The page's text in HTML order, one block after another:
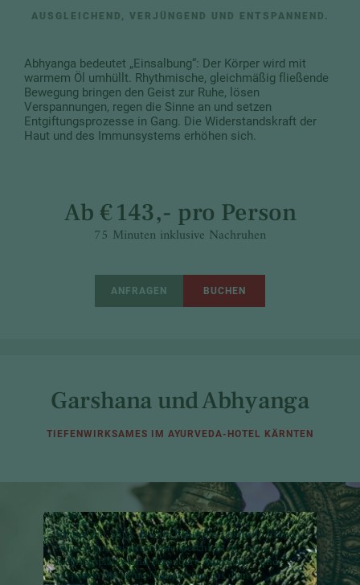
Immer ein Stück Hochschober im Postfach: Freuen
Sie sich auf inspirierende Geschichten, neue
Lieblingsplätze und besondere Angebote – und
verpassen Sie keine Neuigkeiten aus dem
AUSGLEICHEND, VERJÜNGEND UND ENTSPANNEND.
Abhyanga bedeutet „Einsalbung“: Der Körper wird mit
warmem Öl umhüllt. Rhythmische, gleichmäßig fließende
Bewegung bringen den Geist zur Ruhe, lösen
Verspannungen, regen die Sinne an und setzen
Entgiftungsprozesse in Gang. Die Widerstandskraft der
Haut und des Immunsystems erhöhen sich.
Ab € 143,- pro Person
75 Minuten inklusive Nachruhen
ANFRAGEN BUCHEN
Garshana und Abhyanga
TIEFENWIRKSAMES IM AYURVEDA-HOTEL KÄRNTEN